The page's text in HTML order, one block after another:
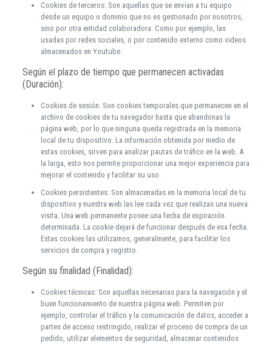
Cookies de terceros: Son aquellas que se envían a tu equipo
desde un equipo o dominio que no es gestionado por nosotros,
sino por otra entidad colaboradora. Como por ejemplo, las
usadas por redes sociales, o por contenido externo como videos
almacenados en Youtube.
Según el plazo de tiempo que permanecen activadas
(Duración):
Cookies de sesión: Son cookies temporales que permanecen en el
archivo de cookies de tu navegador hasta que abandonas la
página web, por lo que ninguna queda registrada en la memoria
local de tu dispositivo. La información obtenida por medio de
estas cookies, sirven para analizar pautas de tráfico en la web. A
la larga, esto nos permite proporcionar una mejor experiencia para
mejorar el contenido y facilitar su uso.
Cookies persistentes: Son almacenadas en la memoria local de tu
dispositivo y nuestra web las lee cada vez que realizas una nueva
visita. Una web permanente posee una fecha de expiración
determinada. La cookie dejará de funcionar después de esa fecha.
Estas cookies las utilizamos, generalmente, para facilitar los
servicios de compra y registro.
Según su finalidad (Finalidad):
Cookies técnicas: Son aquellas necesarias para la navegación y el
buen funcionamiento de nuestra página web. Permiten por
ejemplo, controlar el tráfico y la comunicación de datos, acceder a
partes de acceso restringido, realizar el proceso de compra de un
pedido, utilizar elementos de seguridad, almacenar contenidos